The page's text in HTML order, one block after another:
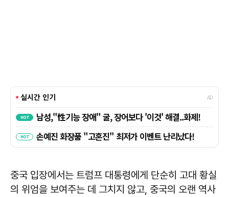
중국 입장에서는 트럼프 대통령에게 단순히 고대 황실
의 위엄을 보여주는 데 그치지 않고, 중국의 오랜 역사